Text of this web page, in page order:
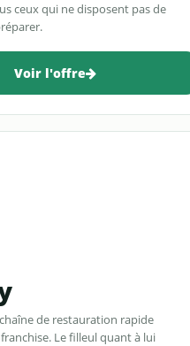
ceux qui ne disposent pas de
Voir l'offre
de restauration rapide
Le filleul quant à lui